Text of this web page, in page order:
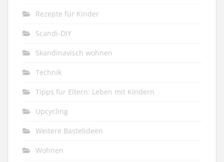
Rezepte für Kinder
Scandi-DIY
Skandinavisch wohnen
Technik
Tipps für Eltern: Leben mit Kindern
Upcycling
Weitere Bastelideen
Wohnen